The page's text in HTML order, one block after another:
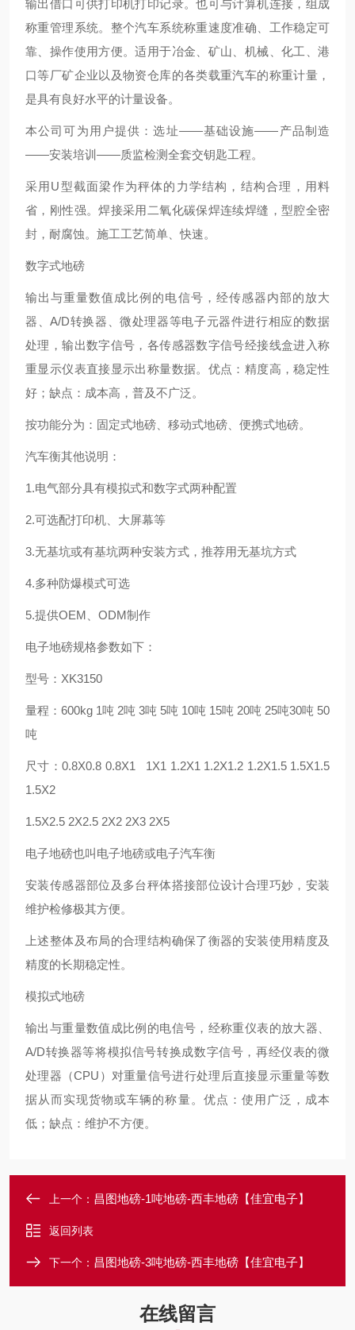
输出借口可供打印机打印记录。也可与计算机连接，组成
称重管理系统。整个汽车系统称重速度准确、工作稳定可
靠、操作使用方便。适用于冶金、矿山、机械、化工、港
口等厂矿企业以及物资仓库的各类载重汽车的称重计量，
是具有良好水平的计量设备。
本公司可为用户提供：选址——基础设施——产品制造
——安装培训——质监检测全套交钥匙工程。
采用U型截面梁作为秤体的力学结构，结构合理，用料
省，刚性强。焊接采用二氧化碳保焊连续焊缝，型腔全密
封，耐腐蚀。施工工艺简单、快速。
数字式地磅
输出与重量数值成比例的电信号，经传感器内部的放大
器、A/D转换器、微处理器等电子元器件进行相应的数据
处理，输出数字信号，各传感器数字信号经接线盒进入称
重显示仪表直接显示出称量数据。优点：精度高，稳定性
好；缺点：成本高，普及不广泛。
按功能分为：固定式地磅、移动式地磅、便携式地磅。
汽车衡其他说明：
1.电气部分具有模拟式和数字式两种配置
2.可选配打印机、大屏幕等
3.无基坑或有基坑两种安装方式，推荐用无基坑方式
4.多种防爆模式可选
5.提供OEM、ODM制作
电子地磅规格参数如下：
型号：XK3150
量程：600kg 1吨 2吨 3吨 5吨 10吨 15吨 20吨 25吨30吨 50
吨
尺寸：0.8X0.8 0.8X1 1X1 1.2X1 1.2X1.2 1.2X1.5 1.5X1.5
1.5X2
1.5X2.5 2X2.5 2X2 2X3 2X5
电子地磅也叫电子地磅或电子汽车衡
安装传感器部位及多台秤体搭接部位设计合理巧妙，安装
维护检修极其方便。
上述整体及布局的合理结构确保了衡器的安装使用精度及
精度的长期稳定性。
模拟式地磅
输出与重量数值成比例的电信号，经称重仪表的放大器、
A/D转换器等将模拟信号转换成数字信号，再经仪表的微
处理器（CPU）对重量信号进行处理后直接显示重量等数
据从而实现货物或车辆的称量。优点：使用广泛，成本
低；缺点：维护不方便。
上一个： 昌图地磅-1吨地磅-西丰地磅【佳宜电子】
返回列表
下一个： 昌图地磅-3吨地磅-西丰地磅【佳宜电子】
在线留言